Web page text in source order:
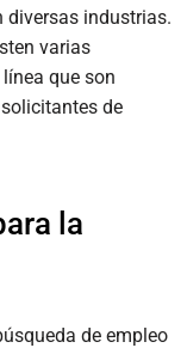
diversas industrias.
varias
que son
de
la
de empleo